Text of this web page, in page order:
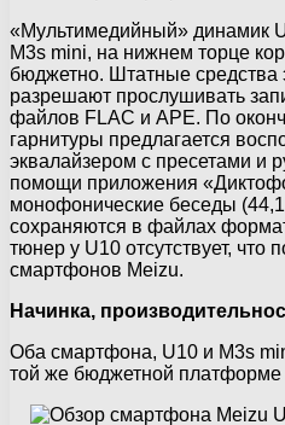
«Мультимедийный» динамик
M3s mini, на нижнем торце
бюджетно. Штатные средства
разрешают прослушивать
файлов FLAC и APE. По
гарнитуры предлагается
эквалайзером с пресетами и
помощи приложения
монофонические беседы
сохраняются в файлах
тюнер у U10 отсутствует, что
смартфонов Meizu.
Начинка,
Оба смартфона, U10 и M3s
той же бюджетной платформе